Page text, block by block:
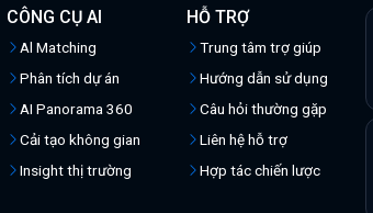
CÔNG CỤ AI
Al Matching
Phân tích dự án
AI Panorama 360
Cải tạo không gian
Insight thị trường
HỖ TRỢ
Trung tâm trợ giúp
Hướng dẫn sử dụng
Câu hỏi thường gặp
Liên hệ hỗ trợ
Hợp tác chiến lược